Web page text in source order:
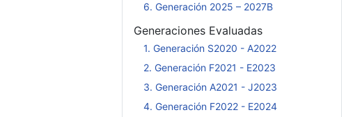
6. Generación 2025 – 2027B
Generaciones Evaluadas
1. Generación S2020 - A2022
2. Generación F2021 - E2023
3. Generación A2021 - J2023
4. Generación F2022 - E2024